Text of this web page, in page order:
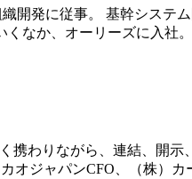
開発に従事。 基幹システ
なか、オーリーズに入社
わりながら、連結、開示
ジャパンCFO、（株）カ